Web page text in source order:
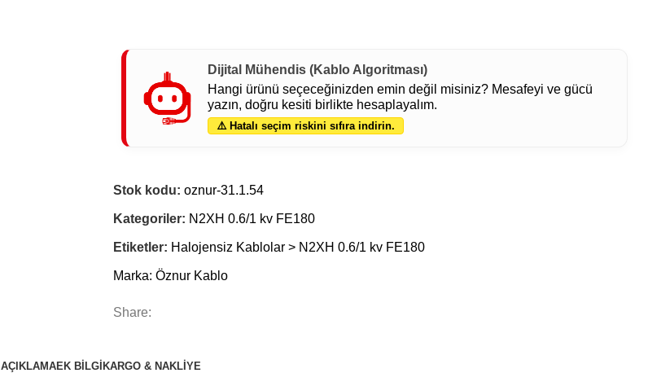
Dijital Mühendis (Kablo Algoritması)
Hangi ürünü seçeceğinizden emin değil misiniz? Mesafeyi ve gücü
yazın, doğru kesiti birlikte hesaplayalım.
⚠️ Hatalı seçim riskini sıfıra indirin.
Stok kodu: oznur-31.1.54
Kategoriler: N2XH 0.6/1 kv FE180
Etiketler: Halojensiz Kablolar > N2XH 0.6/1 kv FE180
Marka: Öznur Kablo
Share:
AÇIKLAMAEK BILGI KARGO & NAKLIYE